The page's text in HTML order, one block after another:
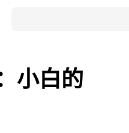
小白的